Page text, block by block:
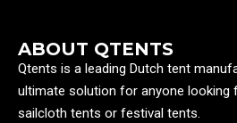
ABOUT QTENTS
Qtents is a leading Dutch tent
ultimate solution for anyone
sailcloth tents or festival tents.